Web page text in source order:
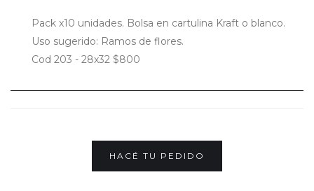
Pack x10 unidades. Bolsa en cartulina Kraft o blanco.
Uso sugerido: Ramos de flores.
HACÉ TU PEDIDO